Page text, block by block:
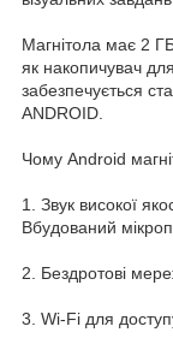
Магнітола має 2
як накопичувач
забезпечується
ANDROID.
Чому Android
1. Звук високої
Вбудований
2. Бездротові
3. Wi-Fi для